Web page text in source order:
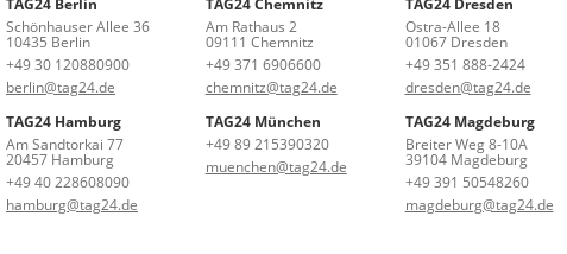
Schönhauser Allee 36
10435 Berlin
+49 30 120880900
berlin@tag24.de
Am Rathaus 2
09111 Chemnitz
+49 371 6906600
chemnitz@tag24.de
Ostra-Allee 18
01067 Dresden
+49 351 888-2424
dresden@tag24.de
TAG24 Hamburg
Am Sandtorkai 77
20457 Hamburg
+49 40 228608090
hamburg@tag24.de
TAG24 München
+49 89 215390320
muenchen@tag24.de
TAG24 Magdeburg
Breiter Weg 8-10A
39104 Magdeburg
+49 391 50548260
magdeburg@tag24.de